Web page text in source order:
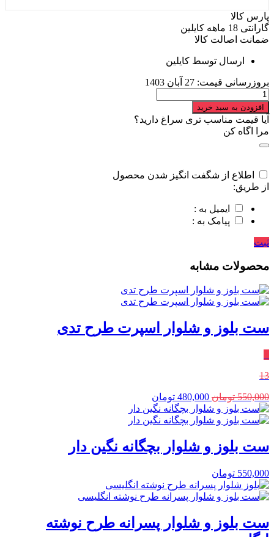
پارس کالا
گارانتی 18 ماهه کایلین
ضمانت اصالت کالا
ارسال توسط کایلین
بروزرسانی قیمت: 27 آبان 1403
ست
بلوز
و
شلوار
بچگانه
quantity
افزودن به سبد خرید
آیا قیمت مناسب تری سراغ دارید؟
مرا اگاه کن
اطلاع از شگفت انگیز شدن محصول
از طریق:
ایمیل به :
پیامک به :
ثبت
محصولات مشابه
ست بلوز و شلوار اسپرت طرح تدی
13
550,000 تومان 480,000 تومان
ست بلوز و شلوار بچگانه نگین دار
550,000 تومان
ست بلوز و شلوار پسرانه طرح نوشته